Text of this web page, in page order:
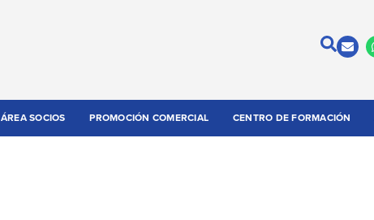
ÁREA SOCIOS PROMOCIÓN COMERCIAL CENTRO DE FORMACIÓN